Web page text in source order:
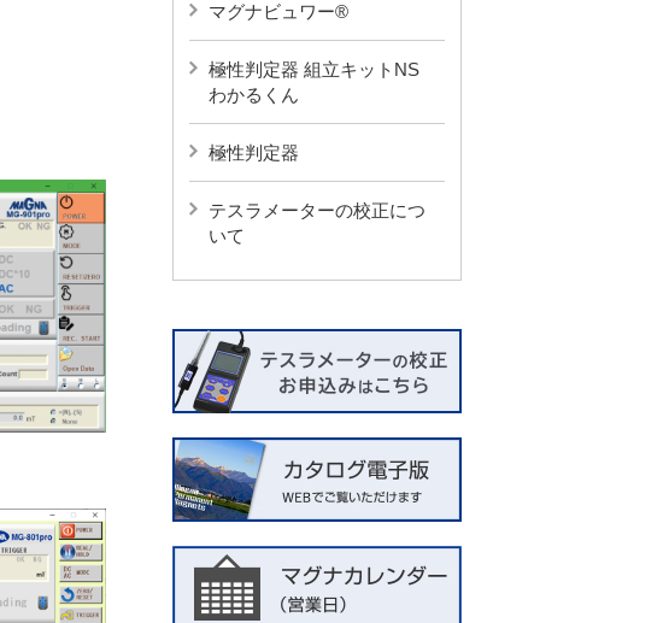
マグナビュワー®︎
極性判定器 組立キットNS
わかるくん
極性判定器
テスラメーターの校正につ
いて